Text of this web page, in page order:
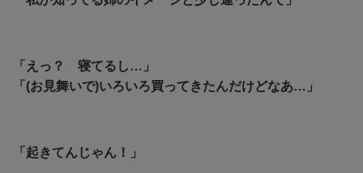
「えっ？ 寝てるし…」
「(お見舞いで)いろいろ買ってきたんだけどなあ…」
「起きてんじゃん！」